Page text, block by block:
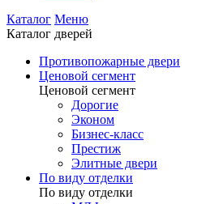
Каталог Меню
Каталог дверей
Противопожарные двери
Ценовой сегмент
Ценовой сегмент
Дорогие
Эконом
Бизнес-класс
Престиж
Элитные двери
По виду отделки
По виду отделки